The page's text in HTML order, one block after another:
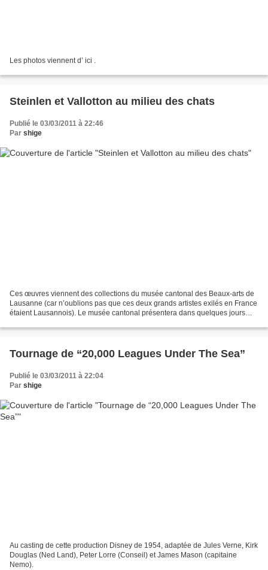
Les photos viennent d’ ici .
Steinlen et Vallotton au milieu des chats
Publié le 03/03/2011 à 22:46
Par shige
Ces œuvres viennent des collections du musée cantonal des Beaux-arts de
Lausanne (car n’oublions pas que ces deux grands artistes exilés en France
étaient Lausannois). Le musée cantonal présentera dans quelques jours
Tournage de “20,000 Leagues Under The Sea”
Publié le 03/03/2011 à 22:04
Par shige
Au casting de cette production Disney de 1954, adaptée de Jules Verne, Kirk
Douglas (Ned Land), Peter Lorre (Conseil) et James Mason (capitaine
Nemo).